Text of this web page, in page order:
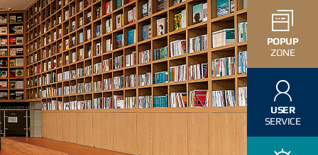
POPUP
ZONE
USER
SERVICE